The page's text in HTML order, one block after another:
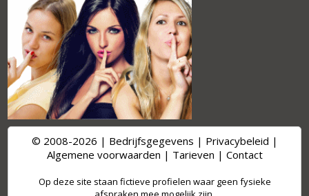
© 2008-2026 | Bedrijfsgegevens | Privacybeleid |
Algemene voorwaarden | Tarieven | Contact
Op deze site staan fictieve profielen waar geen fysieke